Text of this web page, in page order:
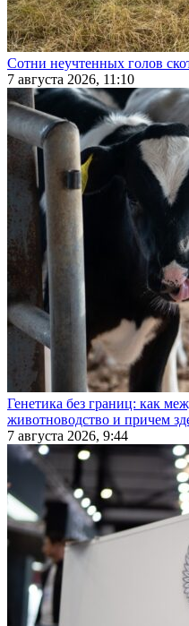
Сотни неучтенных голов
7 августа 2026, 11:10
Генетика без границ: как
животноводство и причем
7 августа 2026, 9:44